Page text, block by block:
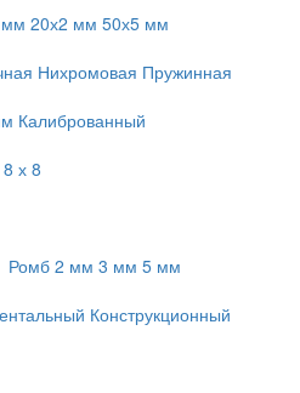
20х2 мм 50х5 мм
Нихромовая Пружинная
Калиброванный
8 х 8
Ромб 2 мм 3 мм 5 мм
Конструкционный